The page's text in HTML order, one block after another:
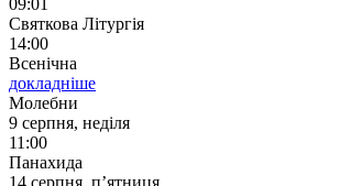
Святкова Літургія
14:00
Всенічна
докладніше
Молебни
9 серпня, неділя
11:00
Панахида
14 серпня, п’ятниця